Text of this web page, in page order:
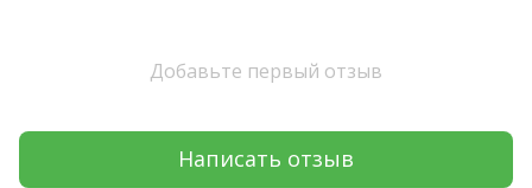
Добавьте первый отзыв
Написать отзыв